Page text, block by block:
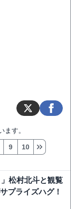
ます。
9 10
松村北斗と観覧
プライズハグ！